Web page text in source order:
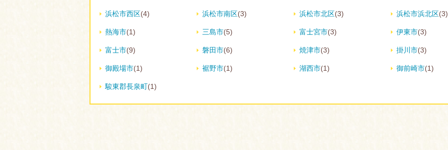
浜松市西区(4) 浜松市南区(3) 浜松市北区(3) 浜松市浜北区(3)
熱海市(1) 三島市(5) 富士宮市(3) 伊東市(3)
富士市(9) 磐田市(6) 焼津市(3) 掛川市(3)
御殿場市(1) 裾野市(1) 湖西市(1) 御前崎市(1)
駿東郡長泉町(1)